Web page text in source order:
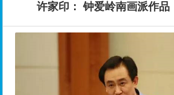
许家印： 钟爱岭南画派作品